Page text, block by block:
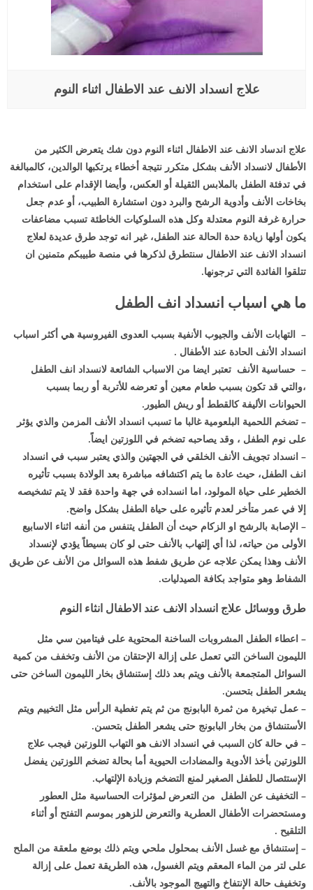
علاج انسداد الانف عند الاطفال اثناء النوم
علاج اندساد الانف عند الاطفال اثناء النوم دون شك يتعرض الكثير من
الأطفال لانسداد الأنف بشكل متكرر نتيجة أخطاء يرتكبها الوالدين، كالمبالغة
في تدفئة الطفل بالملابس الثقيلة أو العكس، وأيضا الإقدام على استخدام
بخاخات الأنف وأدوية الرشح والبرد دون استشارة الطبيب، أو عدم جعل
حرارة غرفة النوم معتدلة وكل هذه السلوكيات الخاطئة تسبب مضاعفات
يكون أولها زيادة حدة الحالة عند الطفل، غير انه توجد طرق عديدة لعلاج
انسداد الانف عند الاطفال سنتطرق لذكرها في منصة طبيبكم متمنين ان
تتلقوا الفائدة التي ترجونها.
ما هي اسباب انسداد انف الطفل
– التهابات الأنف والجيوب الأنفية بسبب العدوى الفيروسية هي أكثر اسباب
انسداد الأنف الحادة عند الأطفال .
– حساسية الأنف تعتبر ايضا من الاسباب الشائعة لانسداد انف الطفل
،والتي قد تكون بسبب طعام معين أو تعرضه للأتربة أو ربما بسبب
الحيوانات الأليفة كالقطط أو ريش الطيور.
– تضخم اللحمية البلعومية غالبا ما تسبب انسداد الأنف المزمن والذي يؤثر
على نوم الطفل ، وقد يصاحبه تضخم في اللوزتين ايضاً.
– انسداد تجويف الأنف الخلقي في الجهتين والذي يعتبر سبب في انسداد
انف الطفل، حيث عادة ما يتم اكتشافه مباشرة بعد الولادة بسبب تأثيره
الخطير على حياة المولود، اما انسداده في جهة واحدة فقد لا يتم تشخيصه
إلا في عمر متأخر لعدم تأثيره على حياة الطفل بشكل واضح.
– الإصابة بالرشح او الزكام حيث أن الطفل يتنفس من أنفه اثناء الاسابيع
الأولى من حياته، لذا أي إلتهاب بالأنف حتى لو كان بسيطاً يؤدي لإنسداد
الأنف وهذا يمكن علاجه عن طريق شفط هذه السوائل من الأنف عن طريق
الشفاط وهو متواجد بكافة الصيدليات.
طرق ووسائل علاج انسداد الانف عند الاطفال انثاء النوم
– اعطاء الطفل المشروبات الساخنة المحتوية على فيتامين سي مثل
الليمون الساخن التي تعمل على إزالة الإحتقان من الأنف وتخفف من كمية
السوائل المتجمعة بالأنف ويتم بعد ذلك إستنشاق بخار الليمون الساخن حتى
يشعر الطفل بتحسن.
– عمل تبخيرة من ثمرة البابونج من ثم يتم تغطية الرأس مثل التخييم ويتم
الأستنشاق من بخار البابونج حتى يشعر الطفل بتحسن.
– في حالة كان السبب في انسداد الانف هو التهاب اللوزتين فيجب علاج
اللوزتين بأخذ الأدوية والمضادات الحيوية أما بحالة تضخم اللوزتين يفضل
الإستئصال للطفل الصغير لمنع التضخم وزيادة الإلتهاب.
– التخفيف عن الطفل من التعرض لمؤثرات الحساسية مثل العطور
ومستحضرات الأطفال العطرية والتعرض للزهور بموسم التفتح أو أثناء
التلقيح .
– إستنشاق مع غسل الأنف بمحلول ملحي ويتم ذلك بوضع ملعقة من الملح
على لتر من الماء المعقم ويتم الغسول، هذه الطريقة تعمل على إزالة
وتخفيف حالة الإنتفاخ والتهيج الموجود بالأنف.